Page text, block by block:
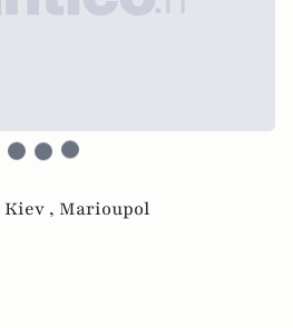
Kiev , Marioupol